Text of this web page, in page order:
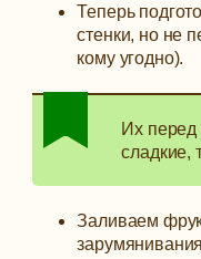
Теперь
стенки, но не
кому угодно).
Их перед
сладкие,
Заливаем